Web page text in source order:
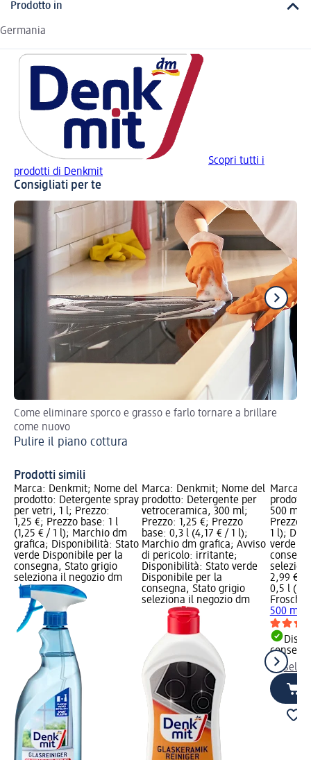
Prodotto in
Germania
Scopri tutti i
prodotti di Denkmit
Consigliati per te
Come eliminare sporco e grasso e farlo tornare a brillare
come nuovo
Pulire il piano cottura
Prodotti simili
Marca: Denkmit; Nome del
prodotto: Detergente spray
per vetri, 1 l; Prezzo:
1,25 €; Prezzo base: 1 l
(1,25 € / 1 l); Marchio dm
grafica; Disponibilità: Stato
verde Disponibile per la
consegna, Stato grigio
seleziona il negozio dm
Marca: Denkmit; Nome del
prodotto: Detergente per
vetroceramica, 300 ml;
Prezzo: 1,25 €; Prezzo
base: 0,3 l (4,17 € / 1 l);
Marchio dm grafica; Avviso
di pericolo: irritante;
Disponibilità: Stato verde
Disponibile per la
consegna, Stato grigio
seleziona il negozio dm
Marca:
500 ml;
Prezzo
1 l);
verde
2,99 €
0,5 l
Frosch
500 ml